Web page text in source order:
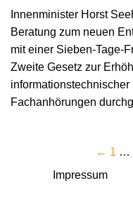
Innenminister Horst
Beratung zum neuen
mit einer Sieben-Tage-
Zweite Gesetz zur
Fachanhörungen
← 1 …
Impressum